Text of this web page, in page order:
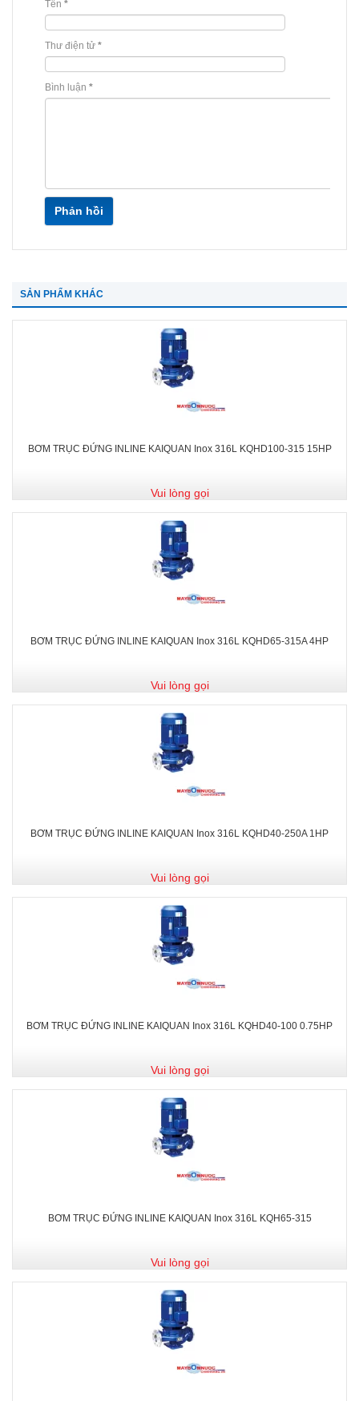
Tên *
Thư điện tử *
Bình luận *
Phản hồi
SẢN PHẨM KHÁC
BƠM TRỤC ĐỨNG INLINE KAIQUAN Inox 316L KQHD100-315 15HP
Vui lòng gọi
BƠM TRỤC ĐỨNG INLINE KAIQUAN Inox 316L KQHD65-315A 4HP
Vui lòng gọi
BƠM TRỤC ĐỨNG INLINE KAIQUAN Inox 316L KQHD40-250A 1HP
Vui lòng gọi
BƠM TRỤC ĐỨNG INLINE KAIQUAN Inox 316L KQHD40-100 0.75HP
Vui lòng gọi
BƠM TRỤC ĐỨNG INLINE KAIQUAN Inox 316L KQH65-315
Vui lòng gọi